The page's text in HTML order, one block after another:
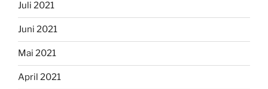
Juli 2021
Juni 2021
Mai 2021
April 2021